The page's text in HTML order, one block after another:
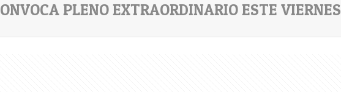
PLENO EXTRAORDINARIO ESTE VIERNES